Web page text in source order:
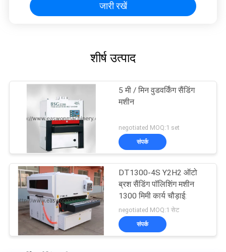
जारी रखें
शीर्ष उत्पाद
5 मी / मिन वुडवर्किंग सैंडिंग
मशीन
negotiated MOQ:1 set
संपर्क
DT1300-4S Y2H2 ऑटो
ब्रश सैंडिंग पॉलिशिंग मशीन
1300 मिमी कार्य चौड़ाई:
negotiated MOQ:1 सेट
संपर्क